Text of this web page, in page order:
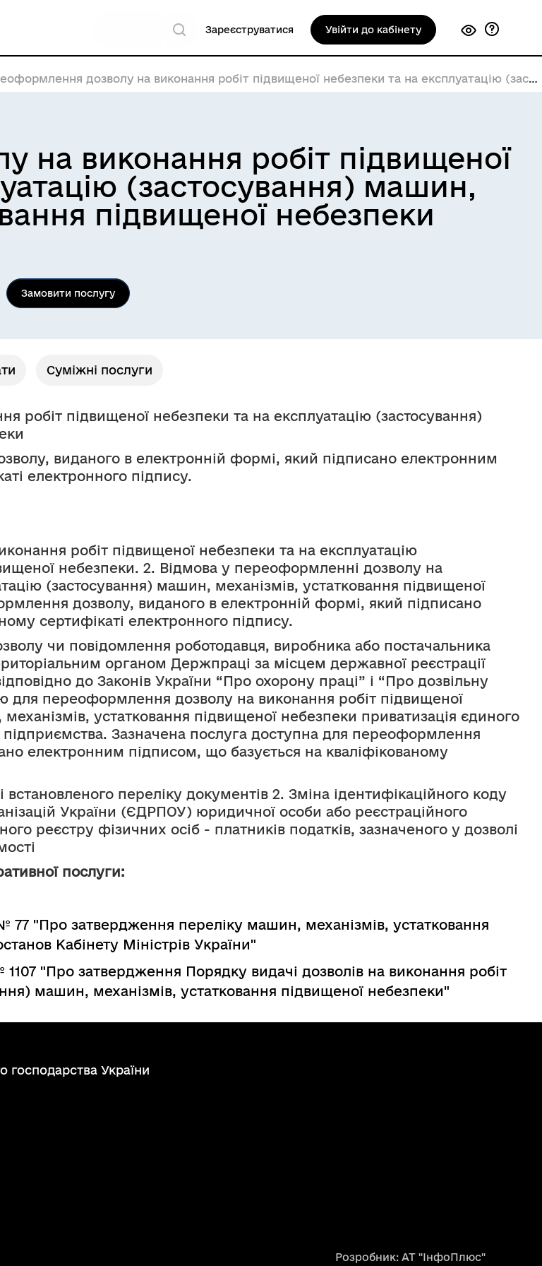
Зареєструватися Увійти до кабінету
дозволу на виконання робіт підвищеної небезпеки та на експлуатацію (застосування) машин, механізмів, устатковання підвищеної небезпеки
на виконання робіт підвищеної
(застосування) машин,
підвищеної небезпеки
Замовити послугу
Суміжні послуги
робіт підвищеної небезпеки та на експлуатацію (застосування)
виданого в електронній формі, який підписано електронним
електронного підпису.
робіт підвищеної небезпеки та на експлуатацію
небезпеки. 2. Відмова у переоформленні дозволу на
(застосування) машин, механізмів, устатковання підвищеної
дозволу, виданого в електронній формі, який підписано
сертифікаті електронного підпису.
чи повідомлення роботодавця, виробника або постачальника
органом Держпраці за місцем державної реєстрації
до Законів України “Про охорону праці” і “Про дозвільну
для переоформлення дозволу на виконання робіт підвищеної
устатковання підвищеної небезпеки приватизація єдиного
Зазначена послуга доступна для переоформлення
електронним підписом, що базується на кваліфікованому
переліку документів 2. Зміна ідентифікаційного коду
України (ЄДРПОУ) юридичної особи або реєстраційного
реєстру фізичних осіб - платників податків, зазначеного у дозволі
послуги:
77 "Про затвердження переліку машин, механізмів, устатковання
Кабінету Міністрів України"
1107 "Про затвердження Порядку видачі дозволів на виконання робіт
машин, механізмів, устатковання підвищеної небезпеки"
господарства України
Розробник: АТ "ІнфоПлюс"